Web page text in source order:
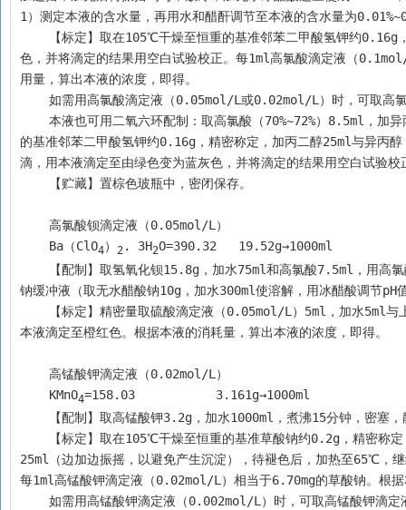
1）测定本液的含水量，再用水和醋酐调节至本液的含水量为
色，并将滴定的结果用空白试验校正。每1ml高氯酸滴定液（
用量，算出本液的浓度，即得。
如需用高氯酸滴定液（0.05mol/L或0.02mol/L）时，可取
的基准邻苯二甲酸氢钾约0.16g，精密称定，加丙二醇25ml与异丙
滴，用本液滴定至由绿色变为蓝灰色，并将滴定的结果用空白试验校
    【贮藏】置棕色玻瓶中，密闭保存。
    高氯酸钡滴定液（0.05mol/L）
    Ba（ClO
4） 2 . 3H2O=390.32   19.52g→1000ml
钠缓冲液（取无水醋酸钠10g，加水300ml使溶解，用冰醋酸调节
本液滴定至橙红色。根据本液的消耗量，算出本液的浓度，即得。
    高锰酸钾滴定液（0.02mol/L）
    KMnO
4
=158.03	   3.161g→1000ml
【配制】取高锰酸钾3.2g，加水1000ml，煮沸15分钟，密塞
25ml（边加边振摇，以避免产生沉淀），待褪色后，加热至65℃，
每1ml高锰酸钾滴定液（0.02mol/L）相当于6.70mg的草酸钠。根
如需用高锰酸钾滴定液（0.002mol/L）时，可取高锰酸钾